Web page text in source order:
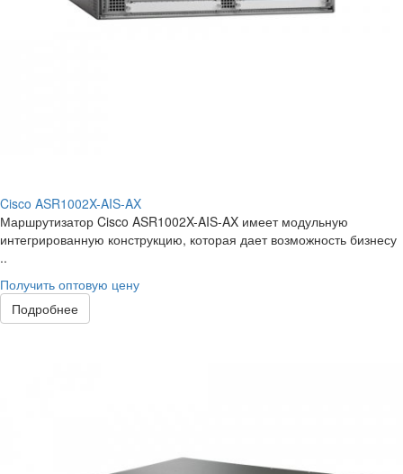
Cisco ASR1002X-AIS-AX
Маршрутизатор Cisco ASR1002X-AIS-AX имеет модульную
интегрированную конструкцию, которая дает возможность бизнесу
..
Получить оптовую цену
Подробнее